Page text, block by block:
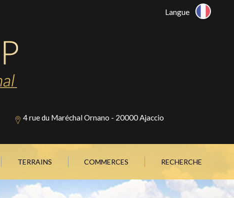
Langue
4 rue du Maréchal Ornano - 20000 Ajaccio
TERRAINS COMMERCES RECHERCHE